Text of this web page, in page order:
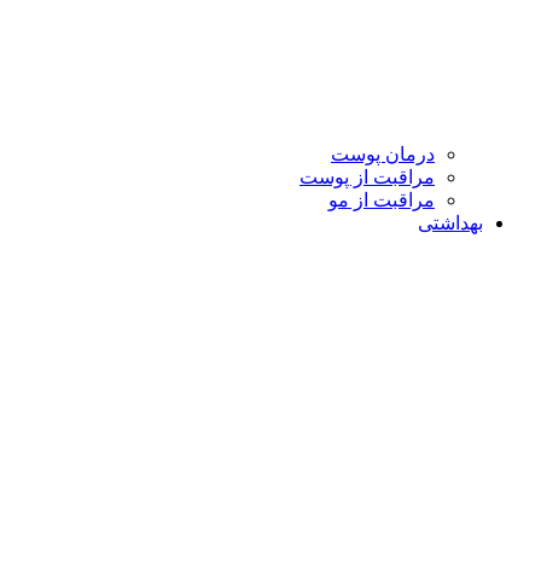
درمان پوست
مراقبت از پوست
مراقبت از مو
بهداشتی